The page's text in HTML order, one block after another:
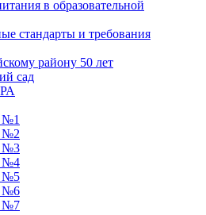
в образовательной
стандарты и требования
району 50 лет
сад
№1
№2
№3
№4
№5
№6
№7